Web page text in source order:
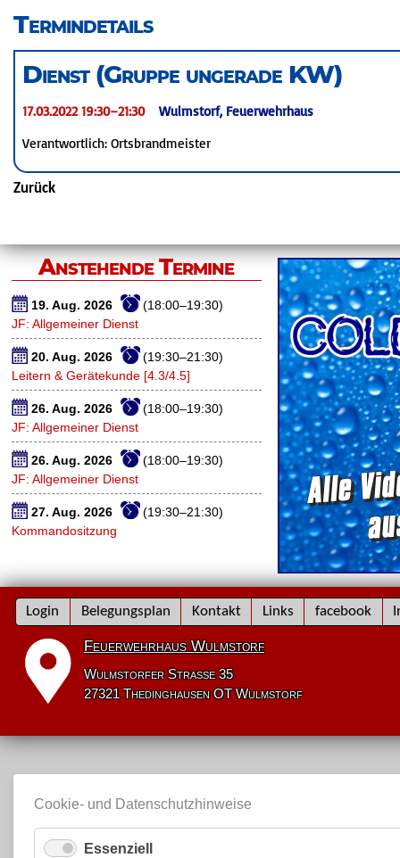
Termindetails
Dienst (Gruppe ungerade KW)
17.03.2022 19:30–21:30
Wulmstorf, Feuerwehrhaus
Verantwortlich: Ortsbrandmeister
Zurück
Anstehende Termine
19. Aug. 2026
(18:00–19:30)
JF: Allgemeiner Dienst
20. Aug. 2026
(19:30–21:30)
Leitern & Gerätekunde [4.3/4.5]
26. Aug. 2026
(18:00–19:30)
JF: Allgemeiner Dienst
26. Aug. 2026
(18:00–19:30)
JF: Allgemeiner Dienst
27. Aug. 2026
(19:30–21:30)
Kommandositzung
Navigation
überspringen
Login Belegungsplan Kontakt Links facebook
Feuerwehrhaus Wulmstorf
Wulmstorfer Straße 35
27321 Thedinghausen OT Wulmstorf
Cookie- und Datenschutzhinweise
Essenziell